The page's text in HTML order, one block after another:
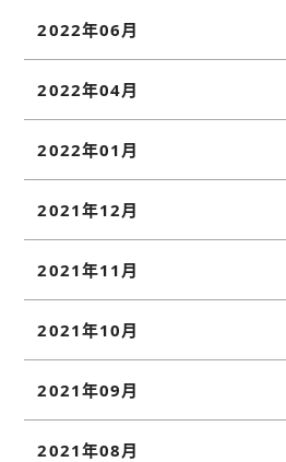
2022年06月
2022年04月
2022年01月
2021年12月
2021年11月
2021年10月
2021年09月
2021年08月